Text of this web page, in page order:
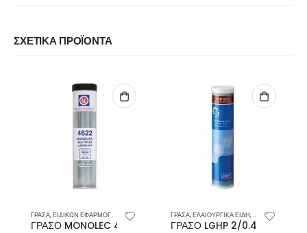
ΣΧΕΤΙΚΆ ΠΡΟΪΌΝΤΑ
ΓΡΑΣΑ,ΕΙΔΙΚΩΝ ΕΦΑΡΜΟΓΩΝ
ΓΡΑΣΟ MONOLEC 4622 MULTIPLEX LUBRICANT 400GR
ΓΡΑΣΑ,ΕΛΑΙΟΥΡΓΙΚΑ ΕΙΔΗ, ΛΙΠΑΝΣΗ
ΓΡΑΣΟ LGHP 2/0.4 ΥΨΗΛΗΣ